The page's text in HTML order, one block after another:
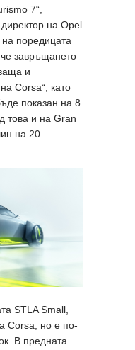
7“,
на Opel
поредицата
завръщането
и
Corsa“, като
показан на 8
това и на Gran
на 20
STLA Small,
Corsa, но е по-
В предната